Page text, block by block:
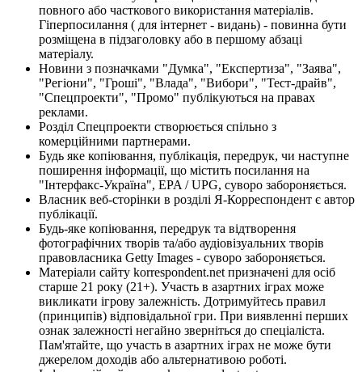
повного або часткового використання матеріалів.
Гіперпосилання ( для інтернет - видань) - повинна бути
розміщена в підзаголовку або в першому абзаці
матеріалу.
Новини з позначками "Думка", "Експертиза", "Заява",
"Регіони", "Гроші", "Влада", "Вибори", "Тест-драйв",
"Спецпроекти", "Промо" публікуються на правах
реклами.
Розділ Спецпроекти створюється спільно з
комерційними партнерами.
Будь яке копіювання, публікація, передрук, чи наступне
поширення інформації, що містить посилання на
"Інтерфакс-Україна", EPA / UPG, суворо забороняється.
Власник веб-сторінки в розділі Я-Корреспондент є автор
публікації.
Будь-яке копіювання, передрук та відтворення
фотографічних творів та/або аудіовізуальних творів
правовласника Getty Images - суворо забороняється.
Матеріали сайту korrespondent.net призначені для осіб
старше 21 року (21+). Участь в азартних іграх може
викликати ігрову залежність. Дотримуйтесь правил
(принципів) відповідальної гри. При виявленні перших
ознак залежності негайно зверніться до спеціаліста.
Пам'ятайте, що участь в азартних іграх не може бути
джерелом доходів або альтернативою роботі.